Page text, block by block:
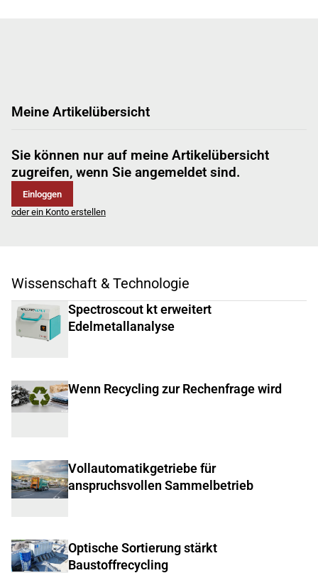
Meine Artikelübersicht
Sie können nur auf meine Artikelübersicht
zugreifen, wenn Sie angemeldet sind.
Einloggen
oder ein Konto erstellen
Wissenschaft & Technologie
Spectroscout kt erweitert
Edelmetallanalyse
Wenn Recycling zur Rechenfrage wird
Vollautomatikgetriebe für
anspruchsvollen Sammelbetrieb
Optische Sortierung stärkt
Baustoffrecycling